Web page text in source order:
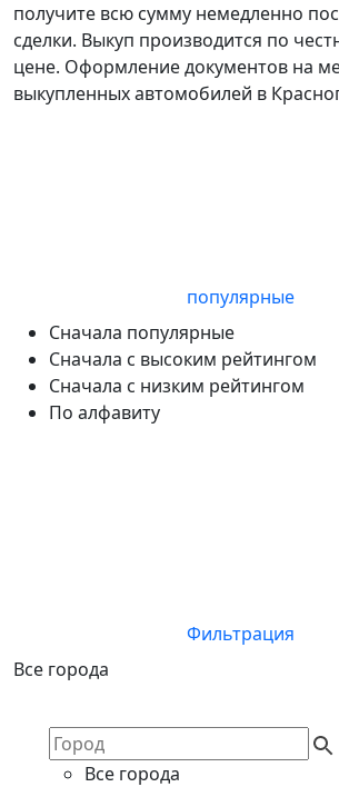
получите всю сумму немедленно
сделки. Выкуп производится по
цене. Оформление документов на
выкупленных автомобилей в
популярные
Сначала популярные
Сначала с высоким рейтингом
Сначала с низким рейтингом
По алфавиту
Фильтрация
Все города
Все города